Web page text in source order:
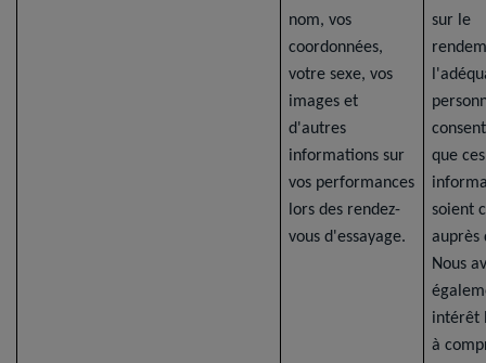
nom, vos
coordonnées,
votre sexe, vos
images et
d'autres
informations sur
vos performances
lors des rendez-
vous d'essayage.
sur le
que ces
soient
auprès
Nous
intérêt
à